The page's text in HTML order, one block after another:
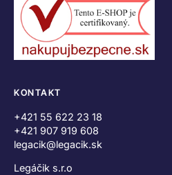
KONTAKT
+421 55 622 23 18
+421 907 919 608
legacik@legacik.sk
Legáčik s.r.o